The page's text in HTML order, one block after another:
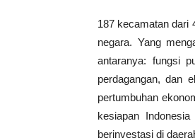
187 kecamatan dari
negara. Yang
antaranya: fungsi
perdagangan, dan
pertumbuhan
kesiapan
berinvestasi di